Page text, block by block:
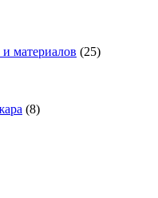
материалов (25)
(8)